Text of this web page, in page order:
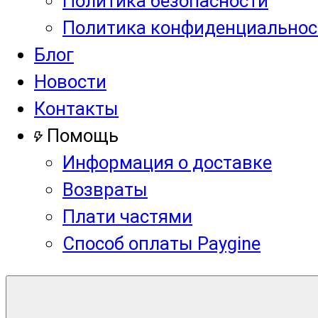
Политика
Блог
Новости
Контакты
Помощь
Информация о доставке
Возвраты
Плати частями
Способ оплаты Paygine